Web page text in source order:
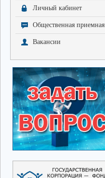
Личный кабинет
Общественная приемная
Вакансии